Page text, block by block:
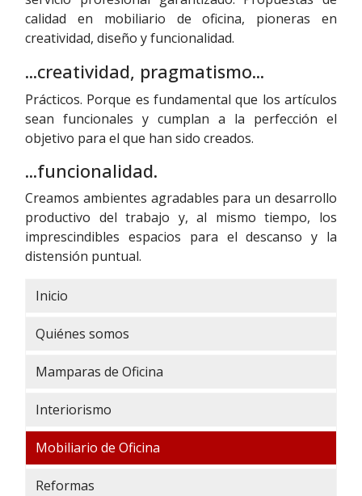
calidad en mobiliario de oficina, pioneras en
creatividad, diseño y funcionalidad.
...creatividad, pragmatismo...
Prácticos. Porque es fundamental que los artículos
sean funcionales y cumplan a la perfección el
objetivo para el que han sido creados.
...funcionalidad.
Creamos ambientes agradables para un desarrollo
productivo del trabajo y, al mismo tiempo, los
imprescindibles espacios para el descanso y la
distensión puntual.
Inicio
Quiénes somos
Mamparas de Oficina
Interiorismo
Mobiliario de Oficina
Reformas